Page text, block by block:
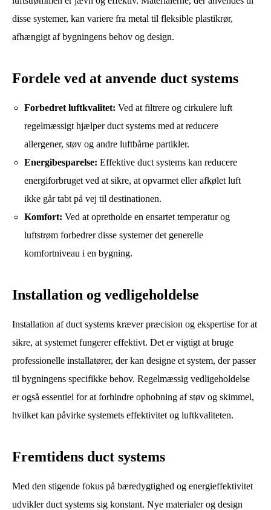
disse systemer, kan variere fra metal til fleksible plastikrør,
afhængigt af bygningens behov og design.
Fordele ved at anvende duct systems
Forbedret luftkvalitet: Ved at filtrere og cirkulere luft
regelmæssigt hjælper duct systems med at reducere
allergener, støv og andre luftbårne partikler.
Energibesparelse: Effektive duct systems kan reducere
energiforbruget ved at sikre, at opvarmet eller afkølet luft
ikke går tabt på vej til destinationen.
Komfort: Ved at opretholde en ensartet temperatur og
luftstrøm forbedrer disse systemer det generelle
komfortniveau i en bygning.
Installation og vedligeholdelse
Installation af duct systems kræver præcision og ekspertise for at
sikre, at systemet fungerer effektivt. Det er vigtigt at bruge
professionelle installatører, der kan designe et system, der passer
til bygningens specifikke behov. Regelmæssig vedligeholdelse
er også essentiel for at forhindre ophobning af støv og skimmel,
hvilket kan påvirke systemets effektivitet og luftkvaliteten.
Fremtidens duct systems
Med den stigende fokus på bæredygtighed og energieffektivitet
udvikler duct systems sig konstant. Nye materialer og design